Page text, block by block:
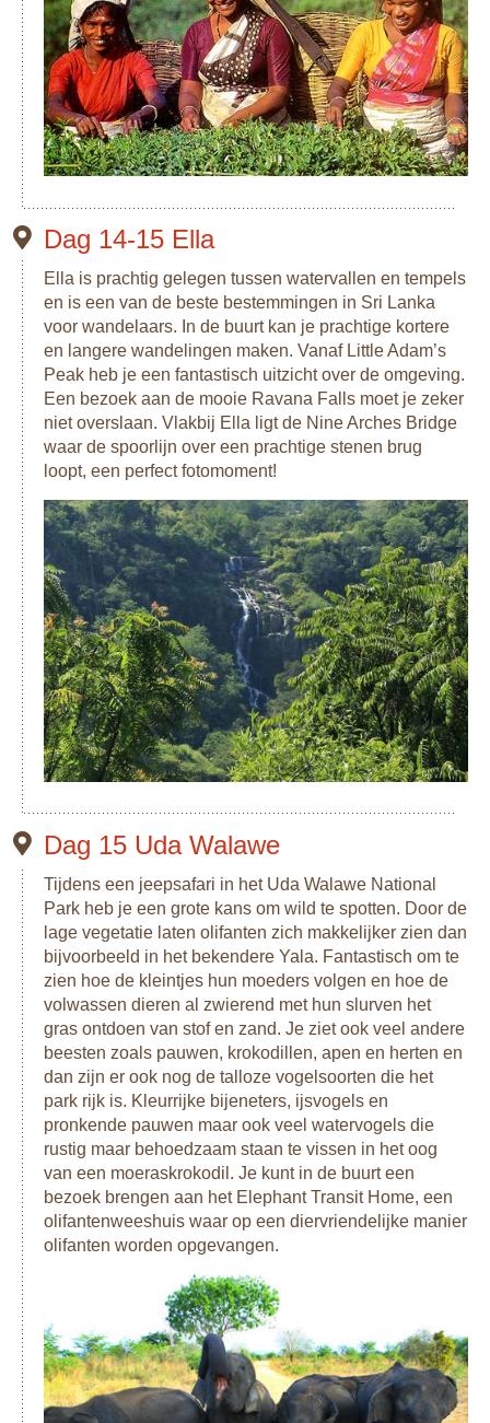
Dag 14-15 Ella
Ella is prachtig gelegen tussen watervallen en tempels
en is een van de beste bestemmingen in Sri Lanka
voor wandelaars. In de buurt kan je prachtige kortere
en langere wandelingen maken. Vanaf Little Adam’s
Peak heb je een fantastisch uitzicht over de omgeving.
Een bezoek aan de mooie Ravana Falls moet je zeker
niet overslaan. Vlakbij Ella ligt de Nine Arches Bridge
waar de spoorlijn over een prachtige stenen brug
loopt, een perfect fotomoment!
Dag 15 Uda Walawe
Tijdens een jeepsafari in het Uda Walawe National
Park heb je een grote kans om wild te spotten. Door de
lage vegetatie laten olifanten zich makkelijker zien dan
bijvoorbeeld in het bekendere Yala. Fantastisch om te
zien hoe de kleintjes hun moeders volgen en hoe de
volwassen dieren al zwierend met hun slurven het
gras ontdoen van stof en zand. Je ziet ook veel andere
beesten zoals pauwen, krokodillen, apen en herten en
dan zijn er ook nog de talloze vogelsoorten die het
park rijk is. Kleurrijke bijeneters, ijsvogels en
pronkende pauwen maar ook veel watervogels die
rustig maar behoedzaam staan te vissen in het oog
van een moeraskrokodil. Je kunt in de buurt een
bezoek brengen aan het Elephant Transit Home, een
olifantenweeshuis waar op een diervriendelijke manier
olifanten worden opgevangen.